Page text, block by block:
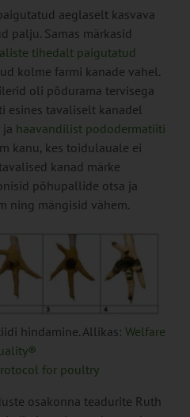
aeglaselt kasvava
palju. Samas märkasid
tihedalt paigutatud
kolme farmi kanade vahel.
oli põdurama tervisega
esines tavaliselt kanadel
haavandilist pododermatiiti
kanu, kes toidulauale ei
kanad märke
põhupallide otsa ja
ning mängisid vähem.
hindamine. Allikas: Welfare
for poultry
osakonna teadurite Ruth